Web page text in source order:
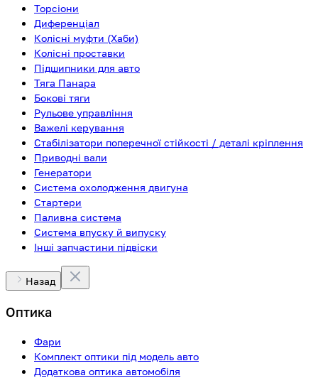
Торсіони
Диференціал
Колісні муфти (Хаби)
Колісні проставки
Підшипники для авто
Тяга Панара
Бокові тяги
Рульове управління
Важелі керування
Стабілізатори поперечної стійкості / деталі кріплення
Приводні вали
Генератори
Система охолодження двигуна
Стартери
Паливна система
Система впуску й випуску
Інші запчастини підвіски
Назад
Оптика
Фари
Комплект оптики під модель авто
Додаткова оптика автомобіля